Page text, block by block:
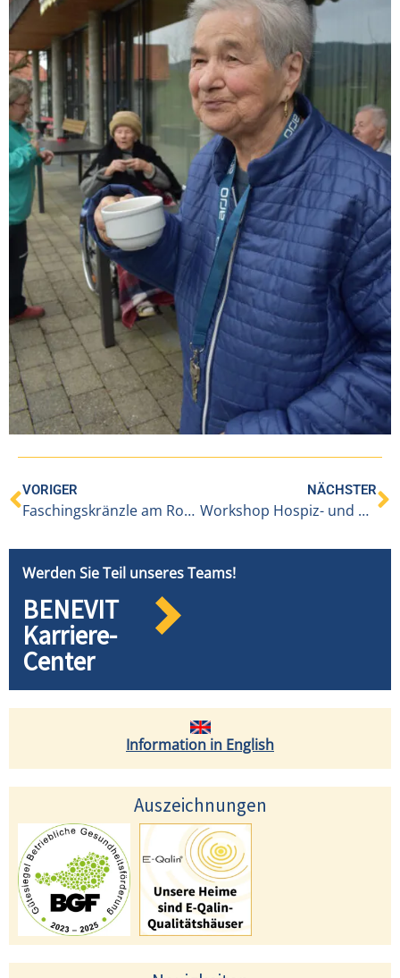
VORIGER
Faschingskränzle am Rosenmontag
NÄCHSTER
Workshop Hospiz- und Palliativkultur im Pflegeheim für Mitarbeitende der unterstützenden Bereiche
Werden Sie Teil unseres Teams!
BENEVIT
Karriere-
Center
Information in English
Auszeichnungen